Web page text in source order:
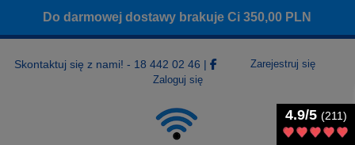
Do darmowej dostawy brakuje Ci350,00 PLN
Skontaktuj się z nami! - 18 442 02 46 |
Zarejestruj się
Zaloguj się
4.9/5 (211)
4.9/5 (211)